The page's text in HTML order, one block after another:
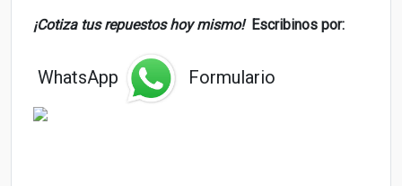
¡Cotiza tus repuestos hoy mismo! Escribinos por:
WhatsApp Formulario